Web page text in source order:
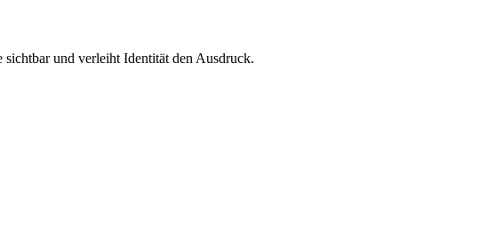
und verleiht Identität den Ausdruck.